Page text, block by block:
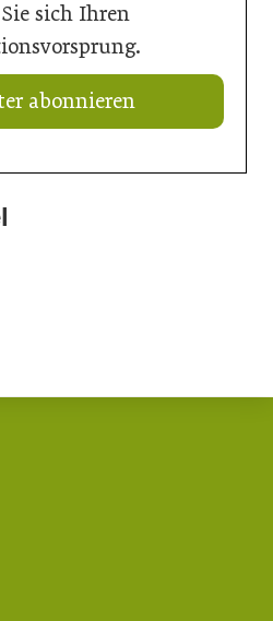
sich Ihren
abonnieren